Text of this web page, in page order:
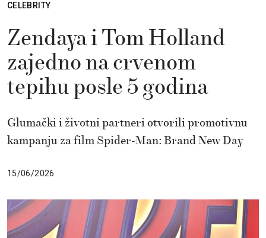
CELEBRITY
Zendaya i Tom Holland
zajedno na crvenom
tepihu posle 5 godina
Glumački i životni partneri otvorili promotivnu
kampanju za film Spider-Man: Brand New Day
15/06/2026